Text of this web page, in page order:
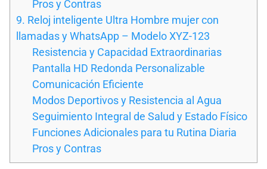
Pros y Contras
9. Reloj inteligente Ultra Hombre mujer con
llamadas y WhatsApp – Modelo XYZ-123
Resistencia y Capacidad Extraordinarias
Pantalla HD Redonda Personalizable
Comunicación Eficiente
Modos Deportivos y Resistencia al Agua
Seguimiento Integral de Salud y Estado Físico
Funciones Adicionales para tu Rutina Diaria
Pros y Contras